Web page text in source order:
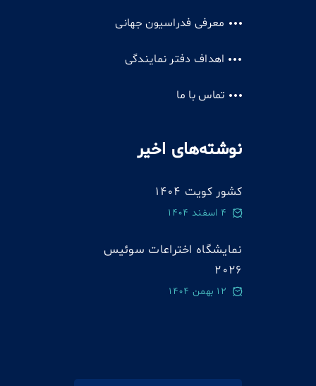
معرفی فدراسیون جهانی
اهداف دفتر نمایندگی
تماس با ما
نوشته‌های اخیر
کشور کویت 1404
4 اسفند 1404
نمایشگاه اختراعات سوئيس
2026
12 بهمن 1404